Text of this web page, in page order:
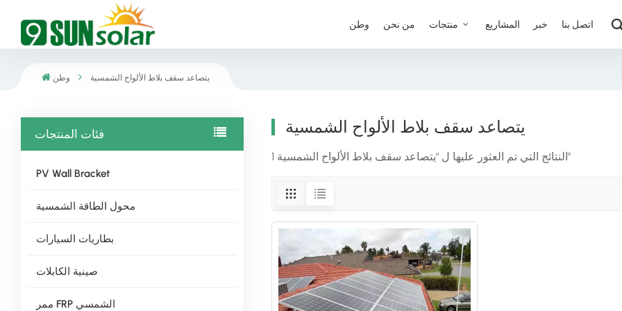
وطن من نحن المشاريع خبر اتصل بنا
وطن يتصاعد سقف بلاط الألواح الشمسية
فئات المنتجات
PV Wall Bracket
محول الطاقة الشمسية
بطاريات السيارات
صينية الكابلات
ممر FRP الشمسي
يتصاعد سقف بلاط الألواح الشمسية
1 النتائج التي تم العثور عليها ل "يتصاعد سقف بلاط الألواح الشمسية"